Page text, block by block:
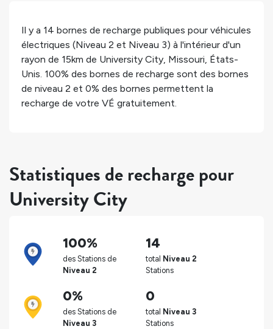
Il y a 14 bornes de recharge publiques pour véhicules
électriques (Niveau 2 et Niveau 3) à l'intérieur d'un
rayon de 15km de University City, Missouri, États-
Unis. 100% des bornes de recharge sont des bornes
de niveau 2 et 0% des bornes permettent la
recharge de votre VÉ gratuitement.
Statistiques de recharge pour
University City
100%
des Stations de
Niveau 2
14
total Niveau 2
Stations
0%
des Stations de
Niveau 3
0
total Niveau 3
Stations